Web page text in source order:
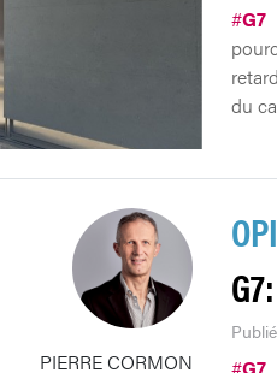
#G7
du
PIERRE CORMON